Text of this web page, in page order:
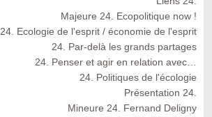
Majeure 24. Ecopolitique now !
24. Ecologie de l'esprit / économie de l'esprit
24. Par-delà les grands partages
24. Penser et agir en relation avec…
24. Politiques de l'écologie
Présentation 24.
Mineure 24. Fernand Deligny